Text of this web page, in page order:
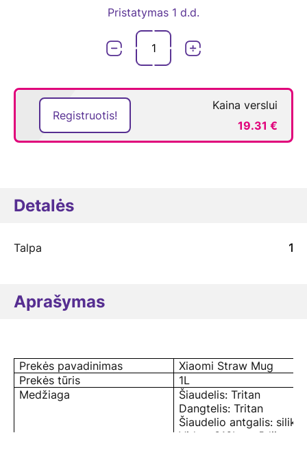
Pristatymas 1 d.d.
Registruotis!
Kaina verslui
19.31 €
Detalės
Talpa 1
Aprašymas
Prekės pavadinimas
Xiaomi Straw Mug
Prekės tūris
1L
Medžiaga
Šiaudelis: Tritan
Dangtelis: Tritan
Šiaudelio antgalis:
Vidus: 316L nerūdijantis